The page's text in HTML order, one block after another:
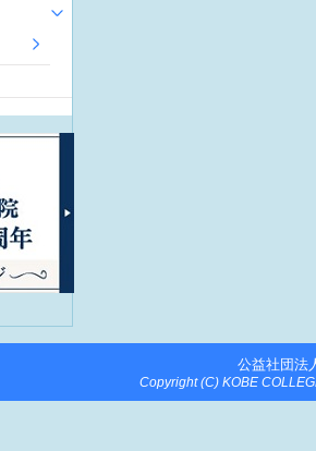
公益社団法
Copyright (C) KOBE